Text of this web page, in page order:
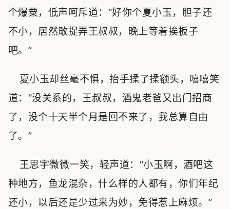
个爆粟，低声呵斥道：“好你个夏小玉，胆子还
不小，居然敢捉弄王叔叔，晚上等着挨板子
吧。”
夏小玉却丝毫不惧，抬手揉了揉额头，嘻嘻笑
道：“没关系的，王叔叔，酒鬼老爸又出门招商
了，没个十天半个月是回不来了，我总算自由
了。”
王思宇微微一笑，轻声道：“小玉啊，酒吧这
种地方，鱼龙混杂，什么样的人都有，你们年纪
还小，以后还是少过来为妙，免得惹上麻烦。”